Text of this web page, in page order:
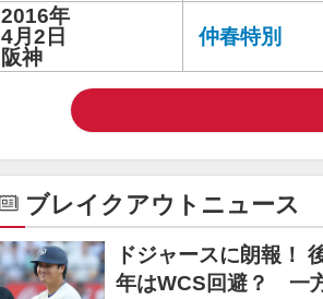
2016年
4月2日
阪神
仲春特別
ブレイクアウトニュース
ドジャースに朗報！
年はWCS回避？ 一